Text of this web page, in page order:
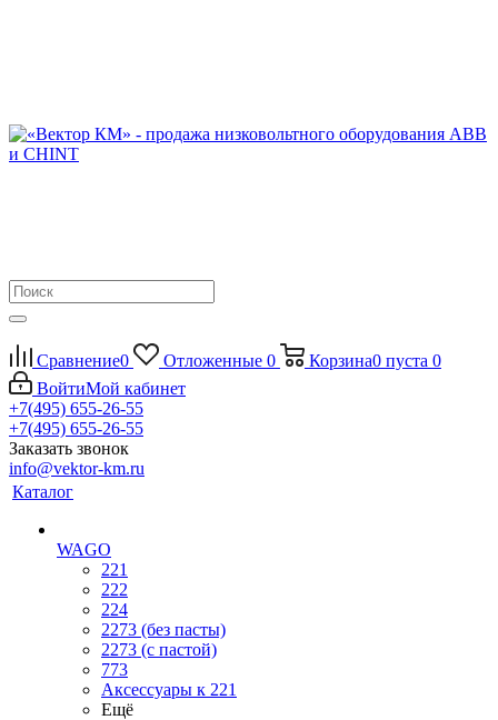
Сравнение0 Отложенные 0 Корзина0 пуста 0
ВойтиМой кабинет
+7(495) 655-26-55
+7(495) 655-26-55
Заказать звонок
info@vektor-km.ru
Каталог
WAGO
221
222
224
2273 (без пасты)
2273 (с пастой)
773
Аксессуары к 221
Ещё